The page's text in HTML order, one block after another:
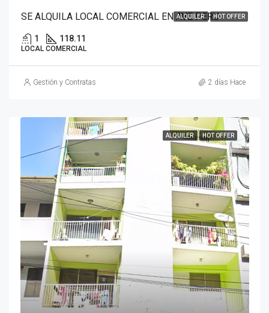
ALQUILER HOT OFFER
SE ALQUILA LOCAL COMERCIAL EN AVE PERU
1 118.11
LOCAL COMERCIAL
Gestión y Contratas 2 días Hace
ALQUILER HOT OFFER